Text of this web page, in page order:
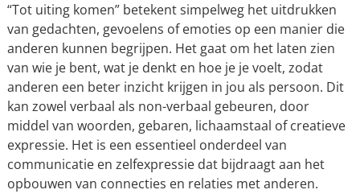
“Tot uiting komen” betekent simpelweg het uitdrukken
van gedachten, gevoelens of emoties op een manier die
anderen kunnen begrijpen. Het gaat om het laten zien
van wie je bent, wat je denkt en hoe je je voelt, zodat
anderen een beter inzicht krijgen in jou als persoon. Dit
kan zowel verbaal als non-verbaal gebeuren, door
middel van woorden, gebaren, lichaamstaal of creatieve
expressie. Het is een essentieel onderdeel van
communicatie en zelfexpressie dat bijdraagt aan het
opbouwen van connecties en relaties met anderen.